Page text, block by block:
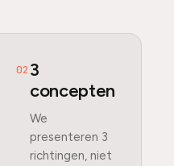
02 3
concepten
We
presenteren 3
richtingen, niet